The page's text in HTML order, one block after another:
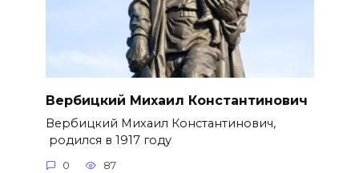
Вербицкий Михаил Константинович
Вербицкий Михаил Константинович,
родился в 1917 году
0 87